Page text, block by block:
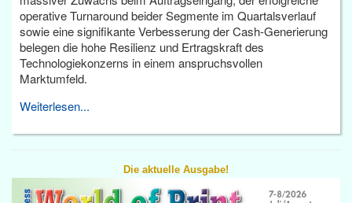
operative Turnaround beider Segmente im Quartalsverlauf
sowie eine signifikante Verbesserung der Cash-Generierung
belegen die hohe Resilienz und Ertragskraft des
Technologiekonzerns in einem anspruchsvollen
Marktumfeld.
Weiterlesen...
Die aktuelle Ausgabe!